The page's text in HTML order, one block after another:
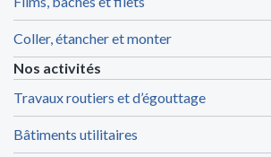
Coller, étancher et monter
Nos activités
Travaux routiers et d’égouttage
Bâtiments utilitaires